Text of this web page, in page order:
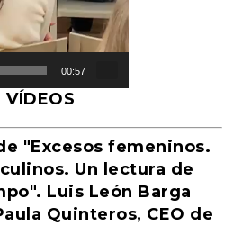
00:57
VÍDEOS
"Excesos femeninos.
Un lectura de
Luis León Barga
Quinteros, CEO de